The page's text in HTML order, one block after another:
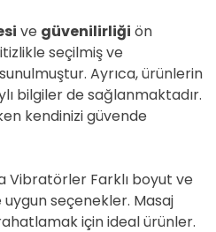
ve güvenilirliği ön
seçilmiş ve
Ayrıca, ürünlerin
bilgiler de sağlanmaktadır.
kendinizi güvende
Vibratörler Farklı boyut ve
seçenekler. Masaj
için ideal ürünler.